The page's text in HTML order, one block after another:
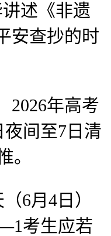
述《非遗
安查抄的时
年高考
间至7日清
。
6月4日）
考生应若